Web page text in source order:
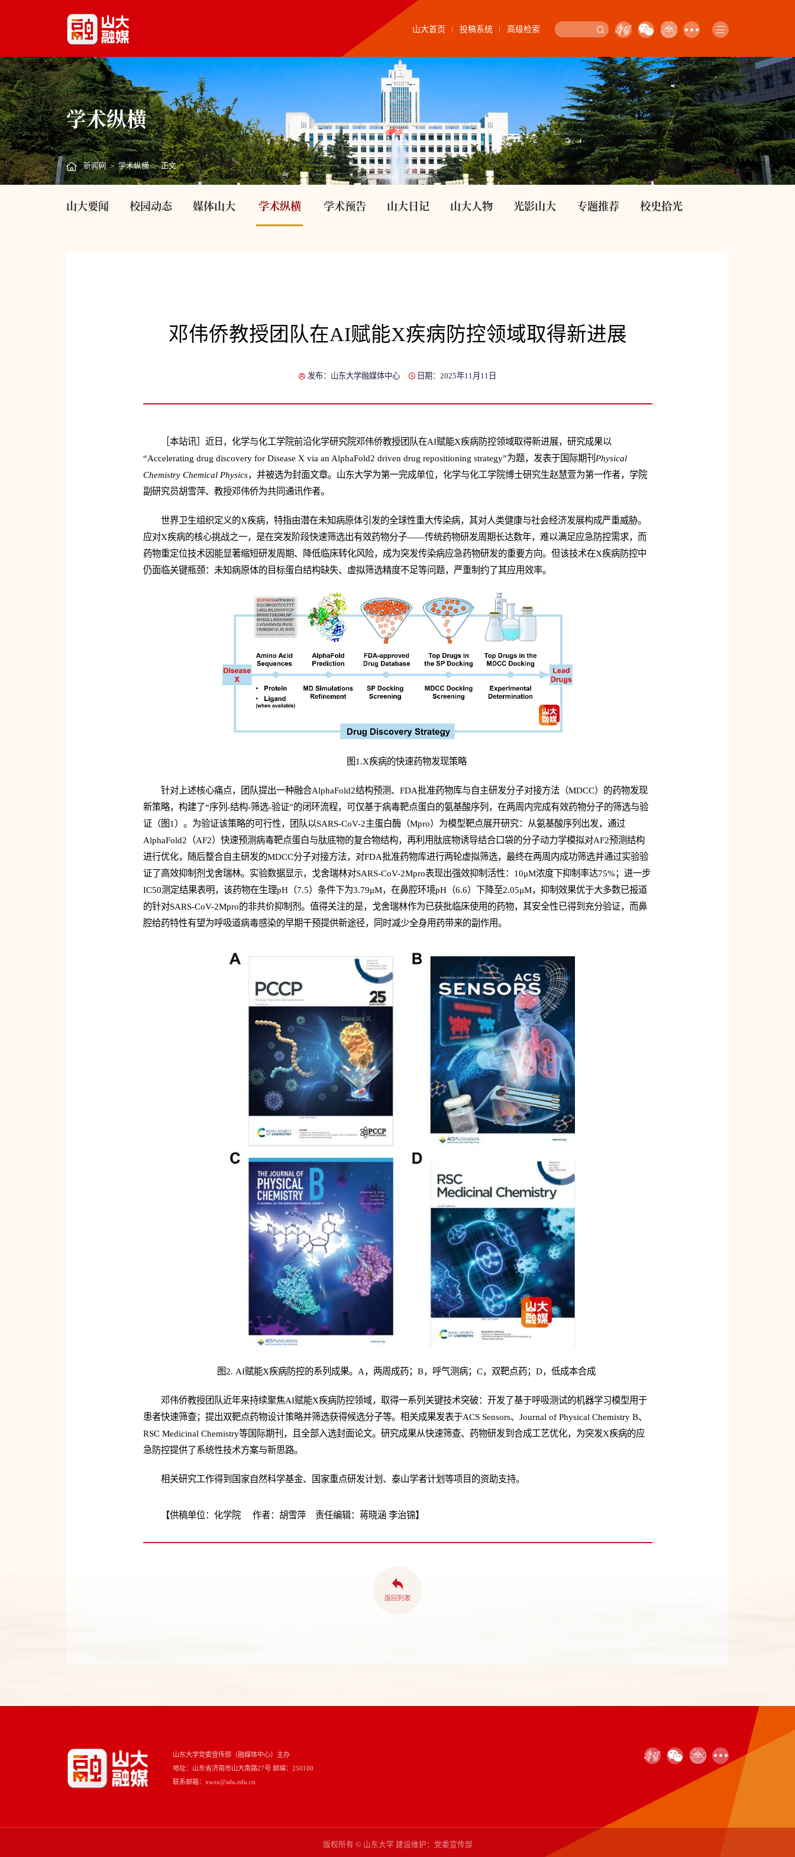
山大首页 投稿系统 高级检索
学术纵横
新闻网 > 学术纵横 > 正文
山大要闻 校园动态 媒体山大 学术纵横 学术预告 山大日记 山大人物 光影山大 专题推荐 校史拾光
邓伟侨教授团队在AI赋能X疾病防控领域取得新进展
发布：山东大学融媒体中心 日期：2025年11月11日
［本站讯］近日，化学与化工学院前沿化学研究院邓伟侨教授团队在AI赋能X疾病防控领域取得新进展，研究成果以
“Accelerating drug discovery for Disease X via an AlphaFold2 driven drug repositioning strategy”为题，发表于国际期刊 Physical
Chemistry Chemical Physics，并被选为封面文章。山东大学为第一完成单位，化学与化工学院博士研究生赵慧萱为第一作者，学院
副研究员胡雪萍、教授邓伟侨为共同通讯作者。
世界卫生组织定义的X疾病，特指由潜在未知病原体引发的全球性重大传染病，其对人类健康与社会经济发展构成严重威胁。
应对X疾病的核心挑战之一，是在突发阶段快速筛选出有效药物分子——传统药物研发周期长达数年，难以满足应急防控需求，而
药物重定位技术因能显著缩短研发周期、降低临床转化风险，成为突发传染病应急药物研发的重要方向。但该技术在X疾病防控中
仍面临关键瓶颈：未知病原体的目标蛋白结构缺失、虚拟筛选精度不足等问题，严重制约了其应用效率。
图1.X疾病的快速药物发现策略
针对上述核心痛点，团队提出一种融合AlphaFold2结构预测、FDA批准药物库与自主研发分子对接方法（MDCC）的药物发现
新策略，构建了“序列-结构-筛选-验证”的闭环流程，可仅基于病毒靶点蛋白的氨基酸序列，在两周内完成有效药物分子的筛选与验
证（图1）。为验证该策略的可行性，团队以SARS-CoV-2主蛋白酶（Mpro）为模型靶点展开研究：从氨基酸序列出发，通过
AlphaFold2（AF2）快速预测病毒靶点蛋白与肽底物的复合物结构，再利用肽底物诱导结合口袋的分子动力学模拟对AF2预测结构
进行优化，随后整合自主研发的MDCC分子对接方法，对FDA批准药物库进行两轮虚拟筛选，最终在两周内成功筛选并通过实验验
证了高效抑制剂戈舍瑞林。实验数据显示，戈舍瑞林对SARS-CoV-2Mpro表现出强效抑制活性：10μM浓度下抑制率达75%；进一步
IC50测定结果表明，该药物在生理pH（7.5）条件下为3.79μM，在鼻腔环境pH（6.6）下降至2.05μM，抑制效果优于大多数已报道
的针对SARS-CoV-2Mpro的非共价抑制剂。值得关注的是，戈舍瑞林作为已获批临床使用的药物，其安全性已得到充分验证，而鼻
腔给药特性有望为呼吸道病毒感染的早期干预提供新途径，同时减少全身用药带来的副作用。
图2. AI赋能X疾病防控的系列成果。A，两周成药；B，呼气测病；C，双靶点药；D，低成本合成
邓伟侨教授团队近年来持续聚焦AI赋能X疾病防控领域，取得一系列关键技术突破：开发了基于呼吸测试的机器学习模型用于
患者快速筛查；提出双靶点药物设计策略并筛选获得候选分子等。相关成果发表于ACS Sensors、Journal of Physical Chemistry B、
RSC Medicinal Chemistry等国际期刊，且全部入选封面论文。研究成果从快速筛查、药物研发到合成工艺优化，为突发X疾病的应
急防控提供了系统性技术方案与新思路。
相关研究工作得到国家自然科学基金、国家重点研发计划、泰山学者计划等项目的资助支持。
【供稿单位：化学院 作者：胡雪萍 责任编辑：蒋晓涵 李治锦】
山东大学党委宣传部（融媒体中心）主办
地址：山东省济南市山大南路27号 邮编：250100
联系邮箱：xwzx@sdu.edu.cn
版权所有 © 山东大学 建设维护：党委宣传部